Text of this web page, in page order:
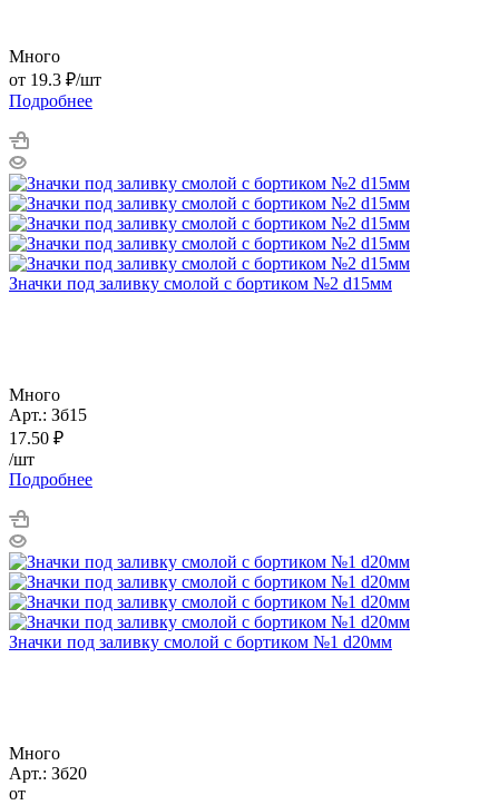
Много
от 19.3 ₽/шт
Подробнее
Значки под заливку смолой с бортиком №2 d15мм
Много
Арт.: Зб15
17.50 ₽
/шт
Подробнее
Значки под заливку смолой с бортиком №1 d20мм
Много
Арт.: Зб20
от